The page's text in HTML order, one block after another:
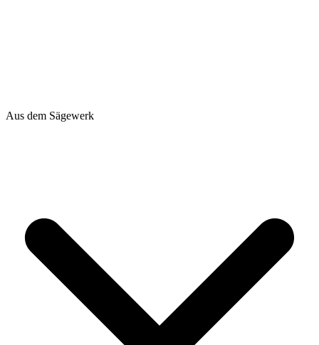
Aus dem Sägewerk